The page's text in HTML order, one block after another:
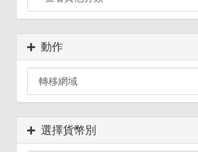
動作
選擇貨幣別